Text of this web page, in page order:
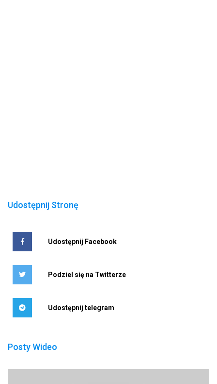
Udostępnij Stronę
Udostępnij Facebook
Podziel się na Twitterze
Udostępnij telegram
Posty Wideo